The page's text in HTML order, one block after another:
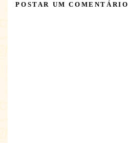
POSTAR UM COMENTÁRIO